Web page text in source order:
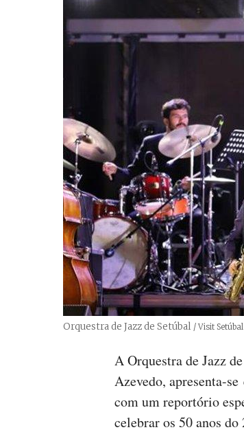
Orquestra de Jazz de Setúbal Créditos
/ Visit Setúbal
A Orquestra de Jazz
Azevedo, apresenta-
com um reportório
celebrar os 50 anos